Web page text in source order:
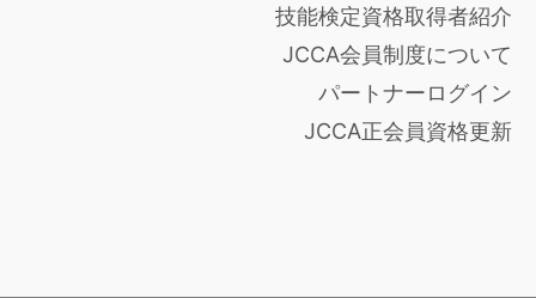
技能検定資格取得者紹介
JCCA会員制度について
パートナーログイン
JCCA正会員資格更新